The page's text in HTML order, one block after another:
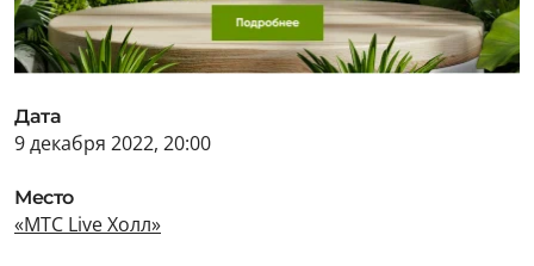
Дата
9 декабря 2022, 20:00
Место
«МТС Live Холл»